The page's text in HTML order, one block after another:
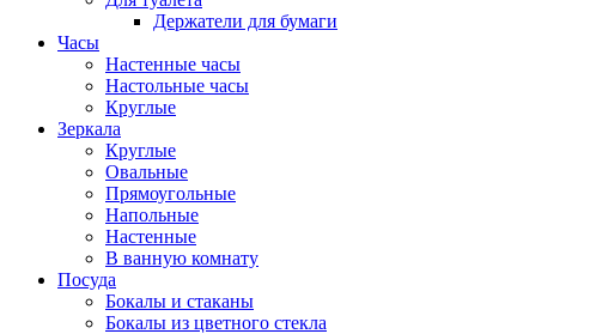
Держатели для бумаги
Часы
Настенные часы
Настольные часы
Круглые
Зеркала
Круглые
Овальные
Прямоугольные
Напольные
Настенные
В ванную комнату
Посуда
Бокалы и стаканы
Бокалы из цветного стекла